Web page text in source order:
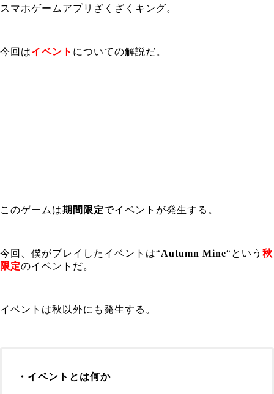
スマホゲームアプリざくざくキング。
今回はイベント についての解説だ。
このゲームは期間限定でイベントが発生する。
今回、僕がプレイしたイベントは“Autumn Mine“という 秋
限定のイベントだ。
イベントは秋以外にも発生する。
・イベントとは何か